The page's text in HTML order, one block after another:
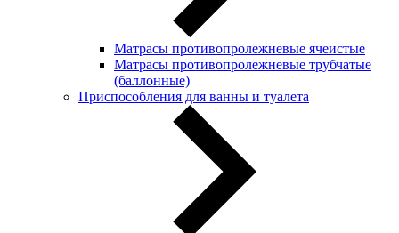
Матрасы противопролежневые ячеистые
Матрасы противопролежневые трубчатые
(баллонные)
Приспособления для ванны и туалета